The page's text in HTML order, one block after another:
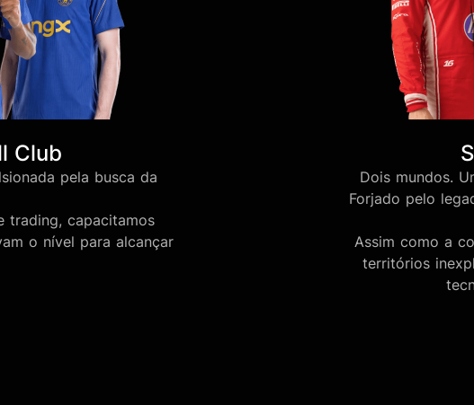
Club
pela busca da
trading, capacitamos
o nível para alcançar
Dois mundos.
Forjado pelo
Assim como a
territórios